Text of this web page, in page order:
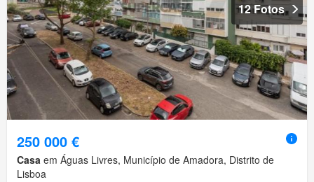
12 Fotos
250 000 €
Casa em Águas Livres, Município de Amadora, Distrito de
Lisboa